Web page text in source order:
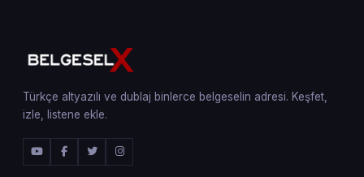
Türkçe altyazılı ve dublaj binlerce belgeselin adresi. Keşfet,
izle, listene ekle.